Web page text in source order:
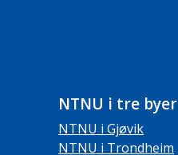
NTNU i tre byer
NTNU i Gjøvik
NTNU i Trondheim